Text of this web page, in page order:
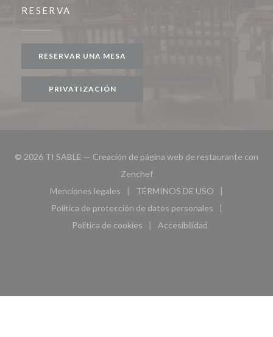
RESERVA
RESERVAR UNA MESA
PRIVATIZACIÓN
© 2026 TI SABLE — Creación de página web de restaurante con
Zenchef((abre en una nueva ventana))
Menciones legales
((abre en una nueva ventana))
TÉRMINOS DE USO
((abre en una nueva
Política de protección de datos personales
((abre en una nueva ventana))
Política de cookies
((abre en una nueva ventana))
Accesibilidad